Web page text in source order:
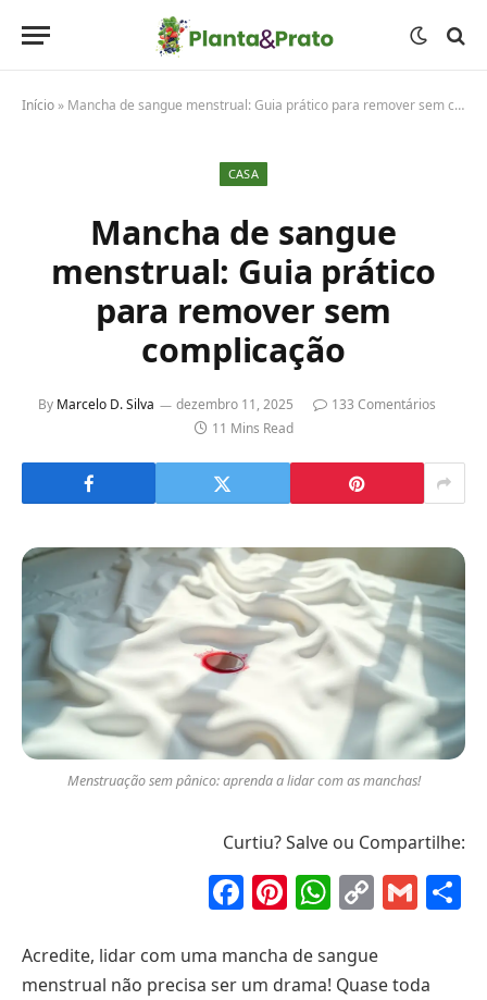
Início » Mancha de sangue menstrual: Guia prático para remover sem complicação
CASA
Mancha de sangue
menstrual: Guia prático
para remover sem
complicação
By Marcelo D. Silva dezembro 11, 2025
133 Comentários
11 Mins Read
Menstruação sem pânico: aprenda a lidar com as manchas!
Curtiu? Salve ou Compartilhe:
Facebook
Pinterest
Copy
Acredite, lidar com uma mancha de sangue
menstrual não precisa ser um drama! Quase toda